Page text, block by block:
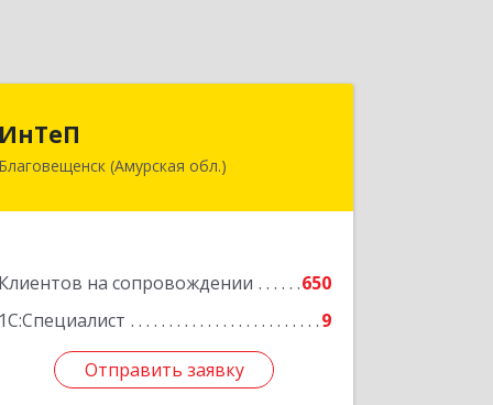
ИнТеП
Благовещенск (Амурская обл.)
Клиентов на сопровождении
650
1С:Специалист
9
Отправить заявку
675000, Амурская обл, Благовещенск
Отправить заявку